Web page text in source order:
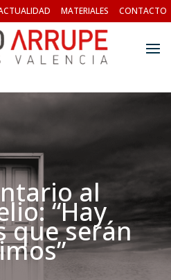
MATERIALES CONTACTO
al
“Hay
que serán